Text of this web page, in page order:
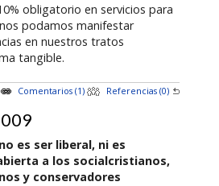
obligatorio en servicios para
podamos manifestar
en nuestros tratos
tangible.
Comentarios (1) Referencias (0)
es ser liberal, ni es
a los socialcristianos,
y conservadores